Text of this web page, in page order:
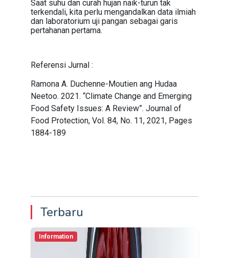
Saat suhu dan curah hujan naik-turun tak
terkendali, kita perlu mengandalkan data ilmiah
dan laboratorium uji pangan sebagai garis
pertahanan pertama.
Referensi Jurnal :
Ramona A. Duchenne-Moutien ang Hudaa
Neetoo. 2021. “Climate Change and Emerging
Food Safety Issues: A Review”. Journal of
Food Protection, Vol. 84, No. 11, 2021, Pages
1884-189
Terbaru
Information